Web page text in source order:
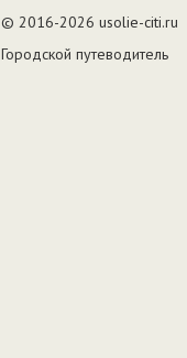
© 2016-2026 usolie-citi.ru
Городской путеводитель